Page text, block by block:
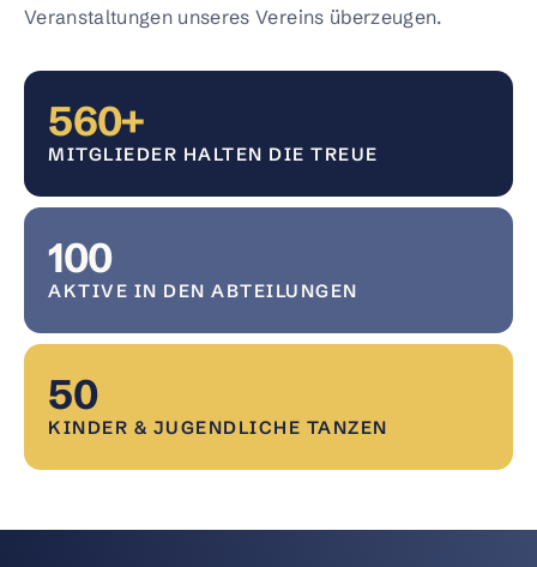
Veranstaltungen unseres Vereins überzeugen.
560+
MITGLIEDER HALTEN DIE TREUE
100
AKTIVE IN DEN ABTEILUNGEN
50
KINDER & JUGENDLICHE TANZEN